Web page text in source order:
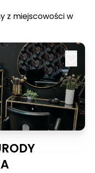
z miejscowości w